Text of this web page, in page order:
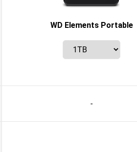
WD Elements Portable
-